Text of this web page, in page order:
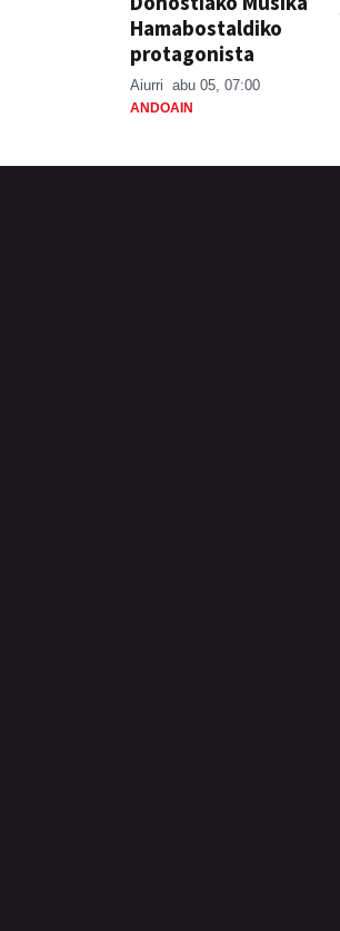
Hamabostaldiko
protagonista
Aiurri abu 05, 07:00
ANDOAIN